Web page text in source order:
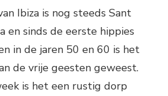
Ibiza is nog steeds Sant
en sinds de eerste hippies
in de jaren 50 en 60 is het
de vrije geesten geweest.
is het een rustig dorp